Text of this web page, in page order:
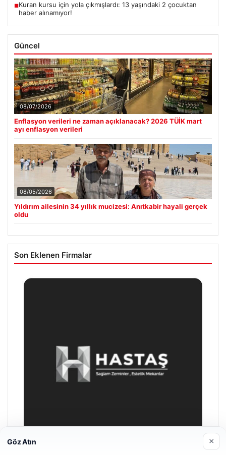
■Kuran kursu için yola çıkmışlardı: 13 yaşındaki 2 çocuktan
haber alınamıyor!
Güncel
08/07/2026
Enflasyon verileri ne zaman açıklanacak? 2026 TÜİK mart
ayı enflasyon verileri
08/05/2026
Yıldırım ailesinin 34 yıllık mucizesi: Anıtkabir hayali gerçek
oldu
Son Eklenen Firmalar
Göz Atın ×